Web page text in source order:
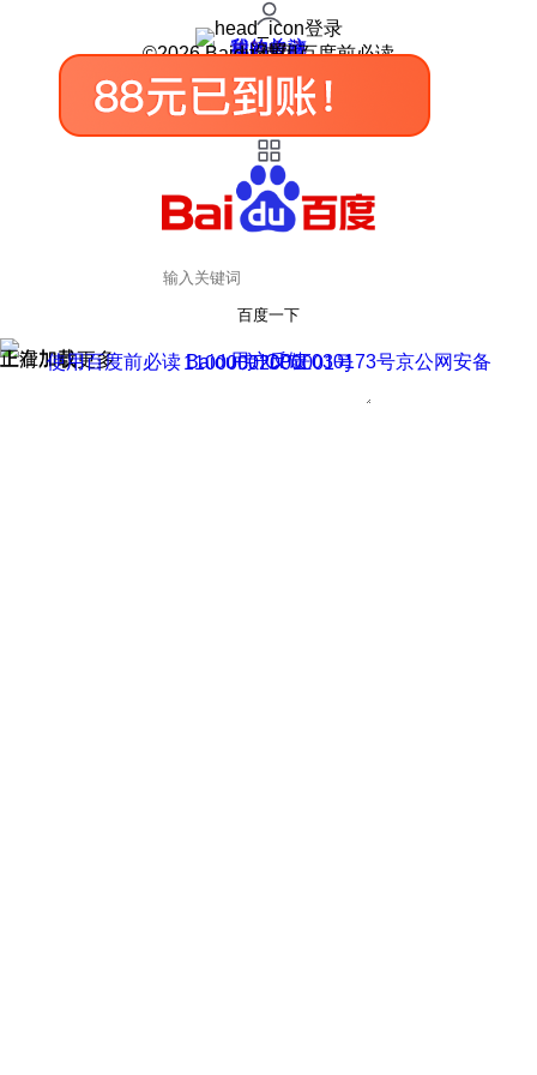
登录
我的关注
我的收藏
皮肤中心
用户反馈
设置
©2026 Baidu 使用百度前必读
百度一下
正在加载
上滑加载更多 用户反馈
使用百度前必读 Baidu 京ICP证030173号
京公网安备11000002000001号